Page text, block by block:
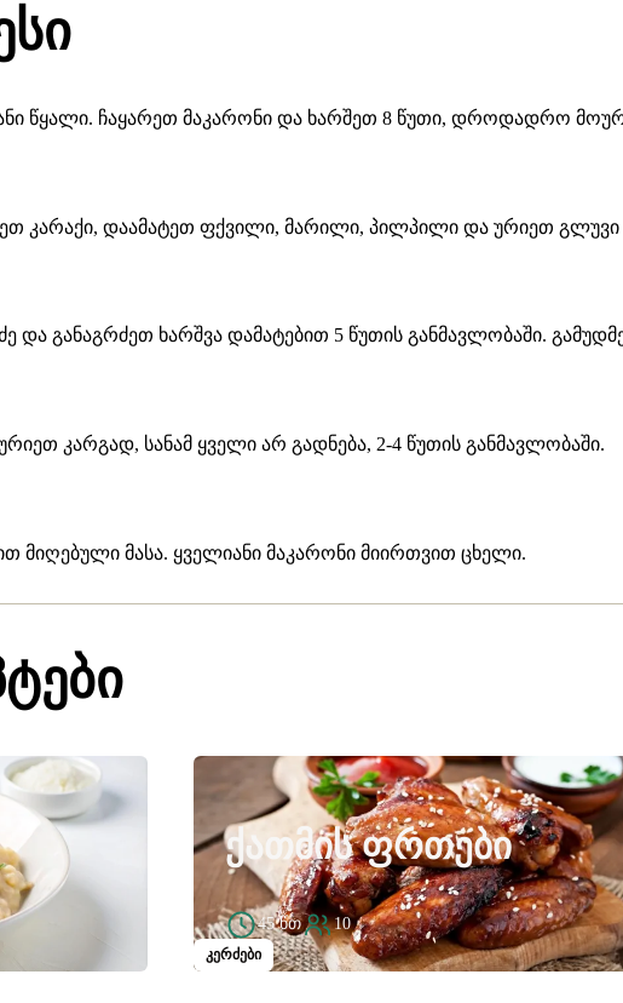
წყალი. ჩაყარეთ მაკარონი და ხარშეთ 8 წუთი, დროდადრო
კარაქი, დაამატეთ ფქვილი, მარილი, პილპილი და ურიეთ გლუვი
და განაგრძეთ ხარშვა დამატებით 5 წუთის განმავლობაში.
კარგად, სანამ ყველი არ გადნება, 2-4 წუთის განმავლობაში.
მიღებული მასა. ყველიანი მაკარონი მიირთვით ცხელი.
კერძები
ᲥᲐᲗᲛᲘᲡ ᲤᲠᲗᲔᲑᲘ
45 წთ 10